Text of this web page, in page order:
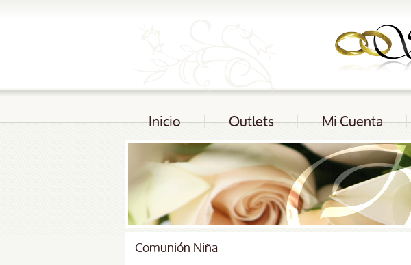
Inicio Outlets Mi Cuenta
Comunión Niña